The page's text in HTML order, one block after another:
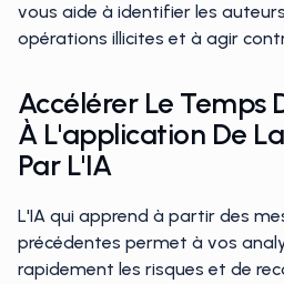
vous aide à identifier les
opérations illicites et à agir
Accélérer Le Temps
À L'application De
Par L'IA
L'IA qui apprend à partir des
précédentes permet à vos
rapidement les risques et de